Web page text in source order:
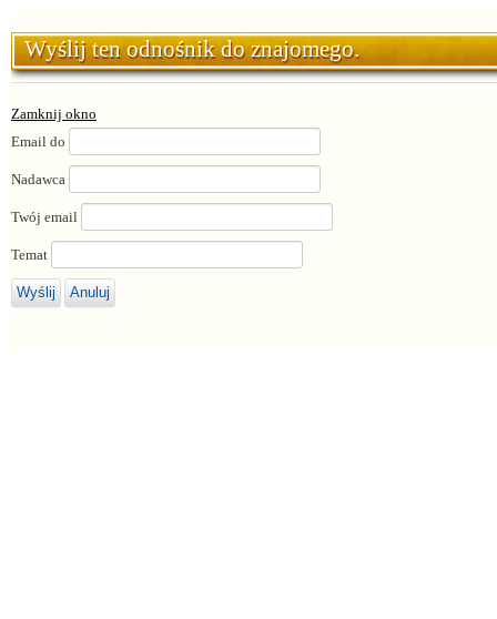
Wyślij ten odnośnik do znajomego.
Zamknij okno
Email do
Nadawca
Twój email
Temat
Wyślij Anuluj